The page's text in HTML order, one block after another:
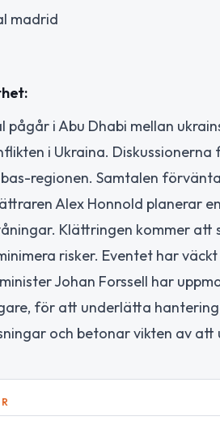
madrid
pågår i Abu Dhabi mellan
i Ukraina.
regionen. Samtalen
Alex Honnold planerar
Klättringen kommer
risker. Eventet har
Johan Forssell har
för att underlätta
och betonar vikten av